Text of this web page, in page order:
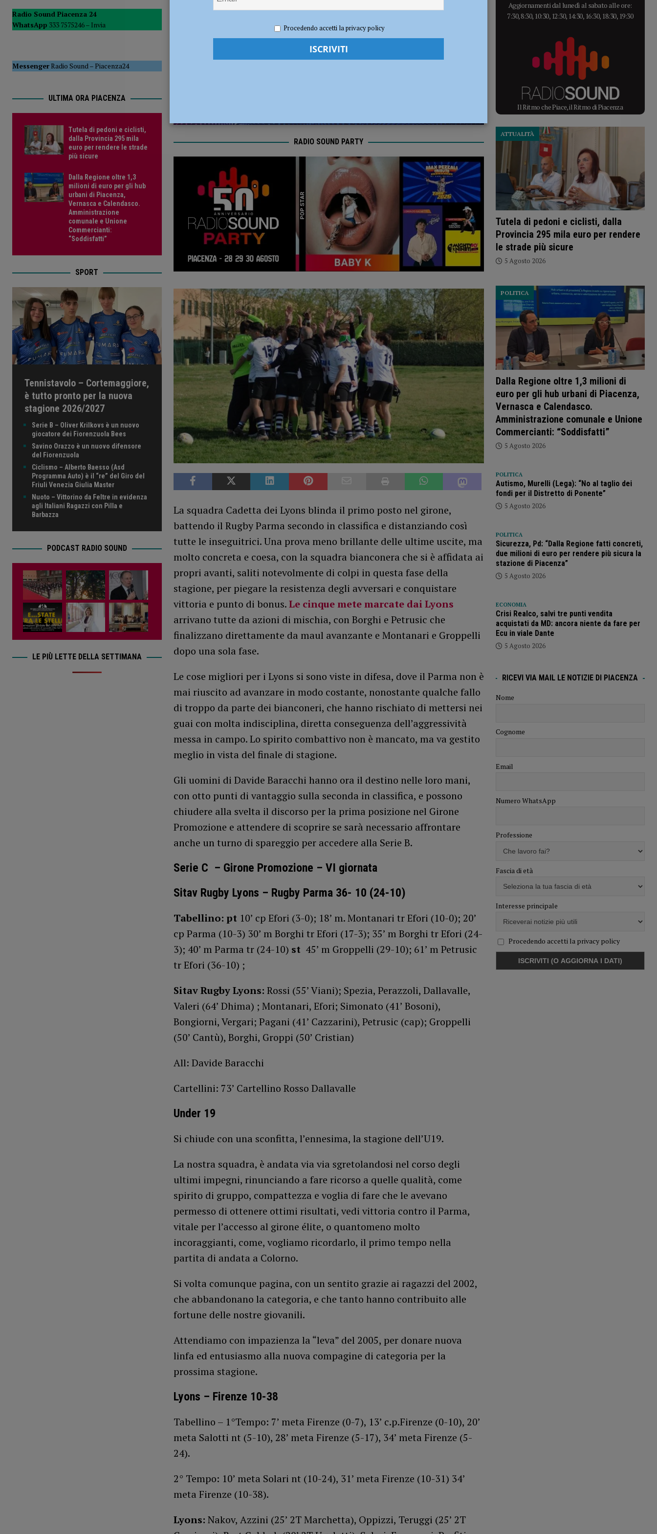
POLITICA
[ 5 Agosto 2026 ] Caldo estremo e asili nido, Tagliaferri (FdI): “Verificare subito la situazione nella provincia di Piacenza”
Carlofilippo Vardelli Notizie, Rugby,Sport
RADIO SOUND PARTY
La squadra Cadetta dei Lyons blinda il primo posto nel girone,
battendo il Rugby Parma secondo in classifica e distanziando così
tutte le inseguitrici. Una prova meno brillante delle ultime uscite, ma
molto concreta e coesa, con la squadra bianconera che si è affidata ai
propri avanti, saliti notevolmente di colpi in questa fase della
stagione, per piegare la resistenza degli avversari e conquistare
vittoria e punto di bonus.Le cinque mete marcate dai Lyons
arrivano tutte da azioni di mischia, con Borghi e Petrusic che
finalizzano direttamente da maul avanzante e Montanari e Groppelli
dopo una sola fase.
Le cose migliori per i Lyons si sono viste in difesa, dove il Parma non è
mai riuscito ad avanzare in modo costante, nonostante qualche fallo
di troppo da parte dei bianconeri, che hanno rischiato di mettersi nei
guai con molta indisciplina, diretta conseguenza dell’aggressività
messa in campo. Lo spirito combattivo non è mancato, ma va gestito
meglio in vista del finale di stagione.
Gli uomini di Davide Baracchi hanno ora il destino nelle loro mani,
con otto punti di vantaggio sulla seconda in classifica, e possono
chiudere alla svelta il discorso per la prima posizione nel Girone
Promozione e attendere di scoprire se sarà necessario affrontare
anche un turno di spareggio per accedere alla Serie B.
Serie C – Girone Promozione – VI giornata
Sitav Rugby Lyons – Rugby Parma 36- 10 (24-10)
Tabellino: pt 10’ cp Efori (3-0); 18’ m. Montanari tr Efori (10-0); 20’
cp Parma (10-3) 30’ m Borghi tr Efori (17-3); 35’ m Borghi tr Efori (24-
3); 40’ m Parma tr (24-10) st 45’ m Groppelli (29-10); 61’ m Petrusic
tr Efori (36-10) ;
Sitav Rugby Lyons: Rossi (55’ Viani); Spezia, Perazzoli, Dallavalle,
Valeri (64’ Dhima) ; Montanari, Efori; Simonato (41’ Bosoni),
Bongiorni, Vergari; Pagani (41’ Cazzarini), Petrusic (cap); Groppelli
(50’ Cantù), Borghi, Groppi (50’ Cristian)
All: Davide Baracchi
Cartellini: 73’ Cartellino Rosso Dallavalle
Under 19
Si chiude con una sconfitta, l’ennesima, la stagione dell’U19.
La nostra squadra, è andata via via sgretolandosi nel corso degli
ultimi impegni, rinunciando a fare ricorso a quelle qualità, come
spirito di gruppo, compattezza e voglia di fare che le avevano
permesso di ottenere ottimi risultati, vedi vittoria contro il Parma,
vitale per l’accesso al girone élite, o quantomeno molto
incoraggianti, come, vogliamo ricordarlo, il primo tempo nella
partita di andata a Colorno.
Si volta comunque pagina, con un sentito grazie ai ragazzi del 2002,
che abbandonano la categoria, e che tanto hanno contribuito alle
fortune delle nostre giovanili.
Attendiamo con impazienza la “leva” del 2005, per donare nuova
linfa ed entusiasmo alla nuova compagine di categoria per la
prossima stagione.
Lyons – Firenze 10-38
Tabellino – 1°Tempo: 7’ meta Firenze (0-7), 13’ c.p.Firenze (0-10), 20’
meta Salotti nt (5-10), 28’ meta Firenze (5-17), 34’ meta Firenze (5-
24).
2° Tempo: 10’ meta Solari nt (10-24), 31’ meta Firenze (10-31) 34’
meta Firenze (10-38).
Lyons: Nakov, Azzini (25’ 2T Marchetta), Oppizzi, Teruggi (25’ 2T
Radio Sound Piacenza 24
WhatsApp 333 7575246 – Invia
MessengerRadio Sound–Piacenza24
ULTIMA ORA PIACENZA
Tutela di pedoni e ciclisti,
dalla Provincia 295 mila
euro per rendere le strade
più sicure
Dalla Regione oltre 1,3
milioni di euro per gli hub
urbani di Piacenza,
Vernasca e Calendasco.
Amministrazione
comunale e Unione
Commercianti:
“Soddisfatti”
SPORT
Tennistavolo – Cortemaggiore,
è tutto pronto per la nuova
stagione 2026/2027
Serie B – Oliver Krilkovs è un nuovo
giocatore dei Fiorenzuola Bees
Savino Orazzo è un nuovo difensore
del Fiorenzuola
Ciclismo – Alberto Baesso (Asd
Programma Auto) è il “re” del Giro del
Friuli Venezia Giulia Master
Nuoto – Vittorino da Feltre in evidenza
agli Italiani Ragazzi con Pilla e
Barbazza
PODCAST RADIO SOUND
LE PIÙ LETTE DELLA SETTIMANA
Aggiornamenti dal lunedì al sabato alle ore:
7:30, 8:30, 10:30, 12:30, 14:30, 16:30, 18:30, 19:30
Il Ritmo che Piace, il Ritmo di Piacenza
Tutela di pedoni e ciclisti, dalla
Provincia 295 mila euro per rendere
le strade più sicure
ATTUALITÀ
5 Agosto 2026
Dalla Regione oltre 1,3 milioni di
euro per gli hub urbani di Piacenza,
Vernasca e Calendasco.
Amministrazione comunale e Unione
Commercianti: “Soddisfatti”
POLITICA
5 Agosto 2026
POLITICA
Autismo, Murelli (Lega): “No al taglio dei
fondi per il Distretto di Ponente”
5 Agosto 2026
POLITICA
Sicurezza, Pd: “Dalla Regione fatti concreti,
due milioni di euro per rendere più sicura la
stazione di Piacenza”
5 Agosto 2026
ECONOMIA
Crisi Realco, salvi tre punti vendita
acquistati da MD: ancora niente da fare per
Ecu in viale Dante
5 Agosto 2026
RICEVI VIA MAIL LE NOTIZIE DI PIACENZA
Nome
Cognome
Email
Numero WhatsApp
Professione
Fascia di età
Interesse principale
Procedendo accetti la privacy policy
Procedendo accetti la privacy policy